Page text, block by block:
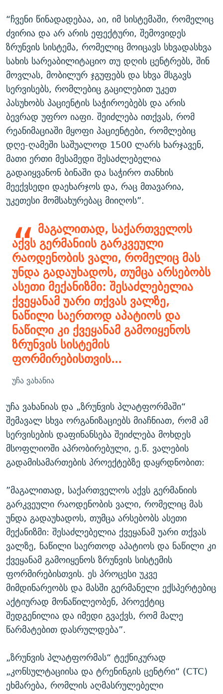
“ჩვენი წინადადებაა, აი, იმ სისტემაში, რომელიც
ძვირია და არ არის ეფექტური, შემოვიდეს
ზრუნვის სისტემა, რომელიც მოიცავს სხვადასხვა
სახის სარეაბილიტაციო თუ დღის ცენტრებს, შინ
მოვლას, მობილურ ჯგუფებს და სხვა მსგავს
სერვისებს, რომლებიც გაცილებით უკეთ
პასუხობს პაციენტის საჭიროებებს და არის
ბევრად უფრო იაფი. შეიძლება ითქვას, რომ
რეანიმაციაში მყოფი პაციენტები, რომლებიც
დღე-ღამეში საშუალოდ 1500 ლარს ხარჯავენ,
მათი ერთი მესამედი შესაძლებელია
გადაიყვანონ ბინაში და საჭირო თანხის
მეექვსედი დაეხარჯოს და, რაც მთავარია,
უკეთესი მომსახურებაც მიიღოს”.
მაგალითად, საქართველოს
აქვს გერმანიის გარკვეული
რაოდენობის ვალი, რომელიც მას
უნდა გადაუხადოს, თუმცა არსებობს
ასეთი მექანიზმი: შესაძლებელია
ქვეყანამ უარი თქვას ვალზე,
ნაწილი საერთოდ აპატიოს და
ნაწილი კი ქვეყანამ გამოიყენოს
ზრუნვის სისტემის
ფორმირებისთვის...
უჩა ვახანია
უჩა ვახანიას და „ზრუნვის პლატფორმაში“
შემავალ სხვა ორგანიზაციებს მიაჩნიათ, რომ ამ
სერვისების დაფინანსება შეიძლება მოხდეს
მსოფლიოში აპრობირებული, ე.წ. ვალების
გადამისამართების პროექტებზე დაყრდნობით:
”მაგალითად, საქართველოს აქვს გერმანიის
გარკვეული რაოდენობის ვალი, რომელიც მას
უნდა გადაუხადოს, თუმცა არსებობს ასეთი
მექანიზმი: შესაძლებელია ქვეყანამ უარი თქვას
ვალზე, ნაწილი საერთოდ აპატიოს და ნაწილი კი
ქვეყანამ გამოიყენოს ზრუნვის სისტემის
ფორმირებისთვის. ეს პროცესი უკვე
მიმდინარეობს და მასში გერმანელი ექსპერტებიც
აქტიურად მონაწილეობენ, პროექტიც
შედგენილია და იმედი გვაქვს, რომ მალე
წარმატებით დასრულდება”.
„ზრუნვის პლატფორმას“ ტექნიკურად
„კონსულტაციისა და ტრენინგის ცენტრი“ (CTC)
ეხმარება, რომლის აღმასრულებელი